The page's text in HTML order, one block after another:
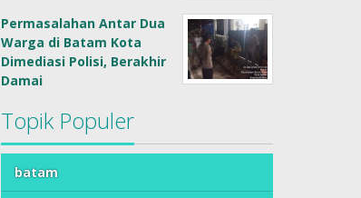
Permasalahan Antar Dua
Warga di Batam Kota
Dimediasi Polisi, Berakhir
Damai
Topik Populer
batam